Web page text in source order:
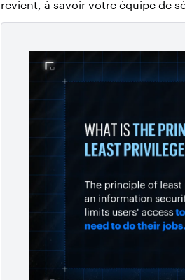
revient, à savoir votre équipe de